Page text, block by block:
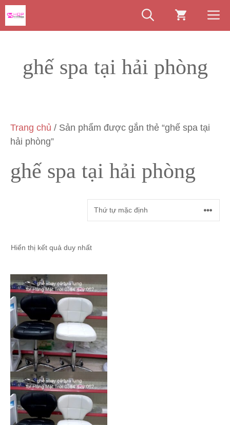
Chuyển
đến
nội
ghế spa tại hải phòng
Trang chủ / Sản phẩm được gắn thẻ “ghế spa tại
hải phòng”
ghế spa tại hải phòng
Hiển thị kết quả duy nhất